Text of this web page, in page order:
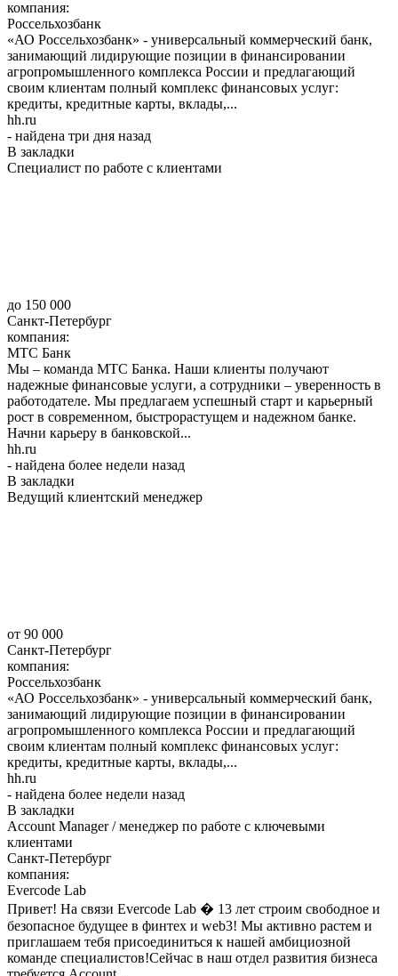
компания:
Россельхозбанк
«АО Россельхозбанк» - универсальный коммерческий банк,
занимающий лидирующие позиции в финансировании
агропромышленного комплекса России и предлагающий
своим клиентам полный комплекс финансовых услуг:
кредиты, кредитные карты, вклады,...
hh.ru
- найдена три дня назад
В закладки
Специалист по работе с клиентами
до 150 000
Санкт-Петербург
компания:
МТС Банк
Мы – команда МТС Банка. Наши клиенты получают
надежные финансовые услуги, а сотрудники – уверенность в
работодателе. Мы предлагаем успешный старт и карьерный
рост в современном, быстрорастущем и надежном банке.
Начни карьеру в банковской...
hh.ru
- найдена более недели назад
В закладки
Ведущий клиентский менеджер
от 90 000
Санкт-Петербург
компания:
Россельхозбанк
«АО Россельхозбанк» - универсальный коммерческий банк,
занимающий лидирующие позиции в финансировании
агропромышленного комплекса России и предлагающий
своим клиентам полный комплекс финансовых услуг:
кредиты, кредитные карты, вклады,...
hh.ru
- найдена более недели назад
В закладки
Account Manager / менеджер по работе с ключевыми
клиентами
Санкт-Петербург
компания:
Evercode Lab
Привет! На связи Evercode Lab � 13 лет строим свободное и
безопасное будущее в финтех и web3! Мы активно растем и
приглашаем тебя присоединиться к нашей амбициозной
команде специалистов!Сейчас в наш отдел развития бизнеса